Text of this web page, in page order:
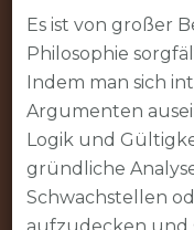
Es ist von großer
Philosophie
Indem man sich
Argumenten
Logik und
gründliche
Schwachstellen
aufzudecken und